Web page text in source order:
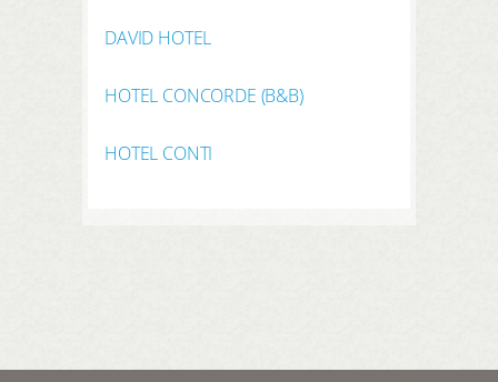
DAVID HOTEL
HOTEL CONCORDE (B&B)
HOTEL CONTI